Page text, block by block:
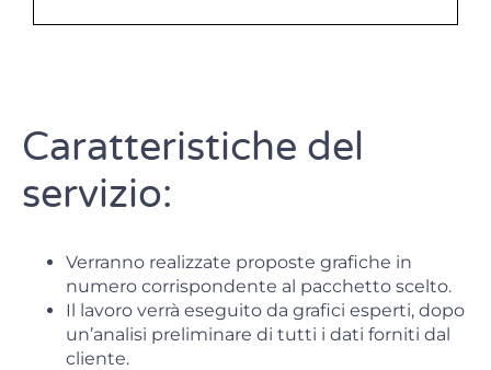
Caratteristiche del
servizio:
Verranno realizzate proposte grafiche in
numero corrispondente al pacchetto scelto.
Il lavoro verrà eseguito da grafici esperti, dopo
un’analisi preliminare di tutti i dati forniti dal
cliente.